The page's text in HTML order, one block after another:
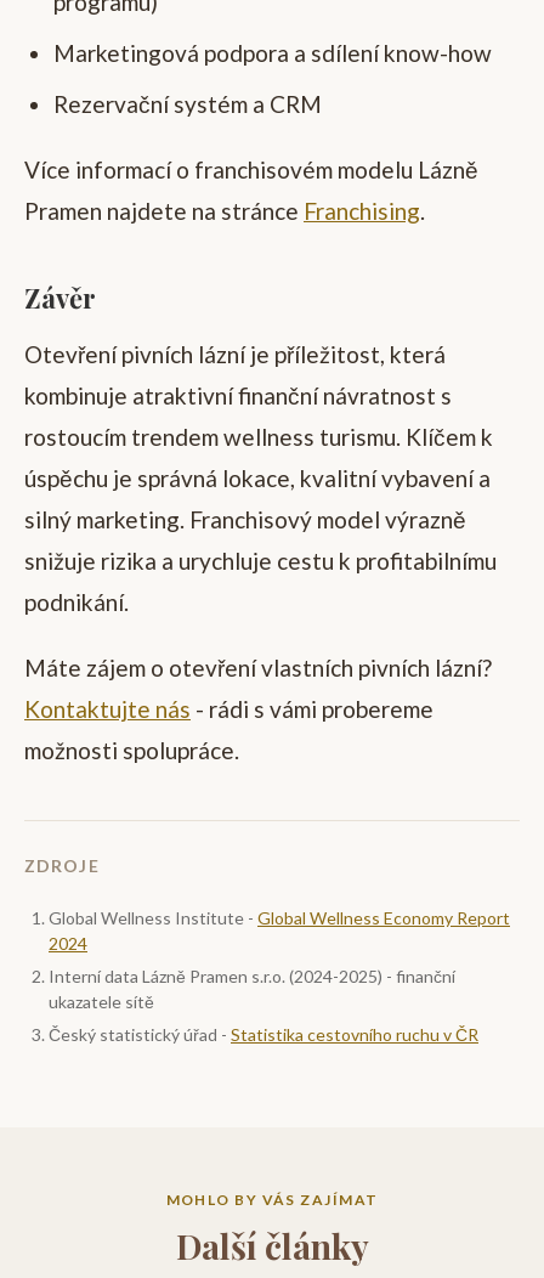
Marketingová podpora a sdílení know-how
Rezervační systém a CRM
Více informací o franchisovém modelu Lázně
Pramen najdete na stránce Franchising.
Závěr
Otevření pivních lázní je příležitost, která
kombinuje atraktivní finanční návratnost s
rostoucím trendem wellness turismu. Klíčem k
úspěchu je správná lokace, kvalitní vybavení a
silný marketing. Franchisový model výrazně
snižuje rizika a urychluje cestu k profitabilnímu
podnikání.
Máte zájem o otevření vlastních pivních lázní?
Kontaktujte nás - rádi s vámi probereme
možnosti spolupráce.
ZDROJE
Global Wellness Institute - Global Wellness Economy Report
2024
Interní data Lázně Pramen s.r.o. (2024-2025) - finanční
ukazatele sítě
Český statistický úřad - Statistika cestovního ruchu v ČR
MOHLO BY VÁS ZAJÍMAT
Další články